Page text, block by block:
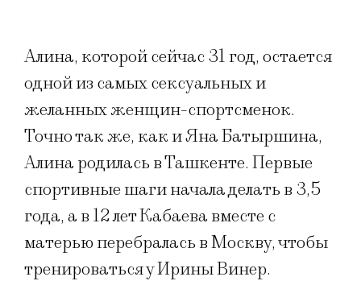
Алина, которой сейчас 31 год, остается
одной из самых сексуальных и
желанных женщин-спортсменок.
Точно так же, как и Яна Батыршина,
Алина родилась в Ташкенте. Первые
спортивные шаги начала делать в 3,5
года, а в 12 лет Кабаева вместе с
матерью перебралась в Москву, чтобы
тренироваться у Ирины Винер.